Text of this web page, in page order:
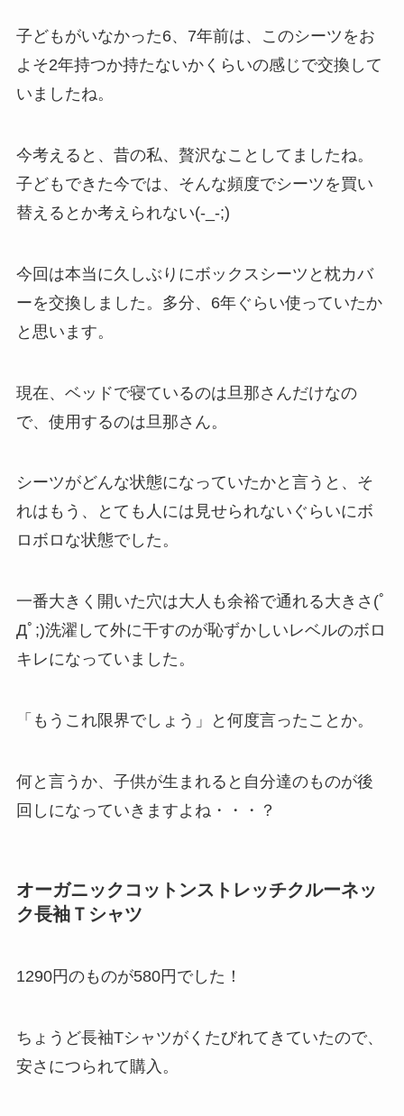
子どもがいなかった6、7年前は、このシーツをお
よそ2年持つか持たないかくらいの感じで交換して
いましたね。
今考えると、昔の私、贅沢なことしてましたね。
子どもできた今では、そんな頻度でシーツを買い
替えるとか考えられない(-_-;)
今回は本当に久しぶりにボックスシーツと枕カバ
ーを交換しました。多分、6年ぐらい使っていたか
と思います。
現在、ベッドで寝ているのは旦那さんだけなの
で、使用するのは旦那さん。
シーツがどんな状態になっていたかと言うと、そ
れはもう、とても人には見せられないぐらいにボ
ロボロな状態でした。
一番大きく開いた穴は大人も余裕で通れる大きさ(ﾟ
Дﾟ;)洗濯して外に干すのが恥ずかしいレベルのボロ
キレになっていました。
「もうこれ限界でしょう」と何度言ったことか。
何と言うか、子供が生まれると自分達のものが後
回しになっていきますよね・・・？
オーガニックコットンストレッチクルーネッ
ク長袖Ｔシャツ
1290円のものが580円でした！
ちょうど長袖Tシャツがくたびれてきていたので、
安さにつられて購入。